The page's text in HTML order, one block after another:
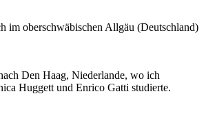
im oberschwäbischen Allgäu (Deutschland)
Den Haag, Niederlande, wo ich
Huggett und Enrico Gatti studierte.